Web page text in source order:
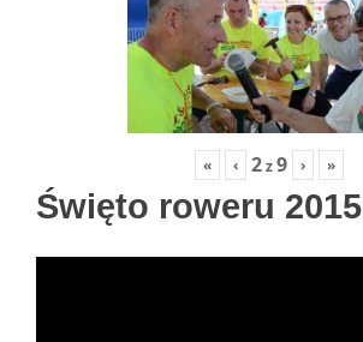
« ‹ 2z9 › »
Święto roweru 2015